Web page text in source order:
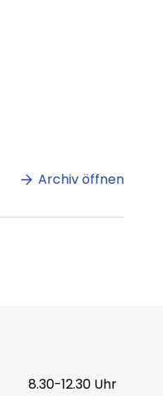
Archiv öffnen
8.30-12.30 Uhr